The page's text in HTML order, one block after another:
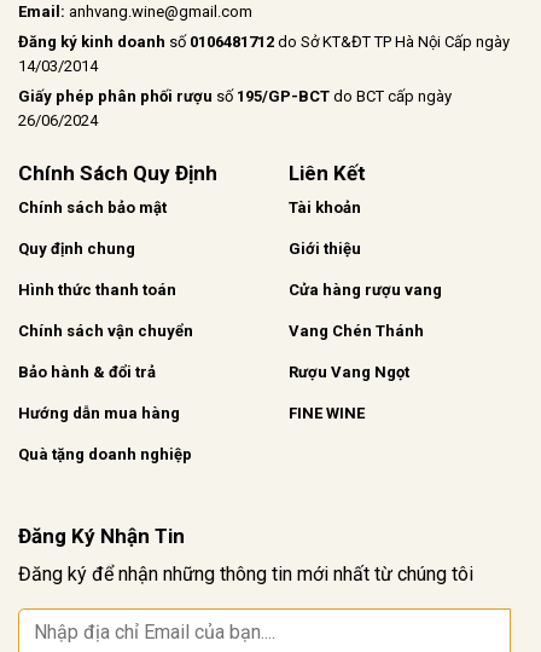
Email: anhvang.wine@gmail.com
Đăng ký kinh doanh số 0106481712 do Sở KT&ĐT TP Hà Nội Cấp ngày
14/03/2014
Giấy phép phân phối rượu số 195/GP-BCT do BCT cấp ngày
26/06/2024
Chính Sách Quy Định
Chính sách bảo mật
Quy định chung
Hình thức thanh toán
Chính sách vận chuyển
Bảo hành & đổi trả
Hướng dẫn mua hàng
Quà tặng doanh nghiệp
Liên Kết
Tài khoản
Giới thiệu
Cửa hàng rượu vang
Vang Chén Thánh
Rượu Vang Ngọt
FINE WINE
Đăng Ký Nhận Tin
Đăng ký để nhận những thông tin mới nhất từ chúng tôi